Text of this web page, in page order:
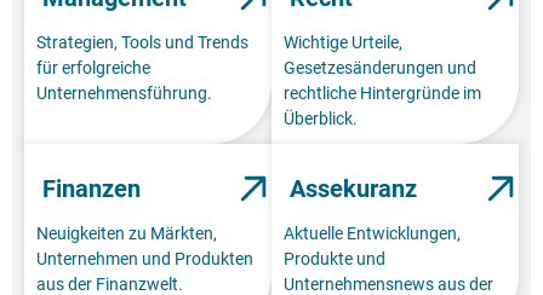
Strategien, Tools und Trends
für erfolgreiche
Unternehmensführung.
Wichtige Urteile,
Gesetzesänderungen und
rechtliche Hintergründe im
Überblick.
Finanzen
Neuigkeiten zu Märkten,
Unternehmen und Produkten
aus der Finanzwelt.
Assekuranz
Aktuelle Entwicklungen,
Produkte und
Unternehmensnews aus der